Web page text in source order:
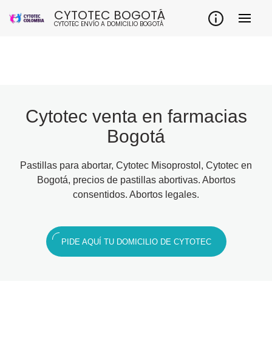
CYTOTEC BOGOTÁ
CYTOTEC ENVÍO A DOMICILIO BOGOTÁ
Cytotec venta en farmacias
Bogotá
Pastillas para abortar, Cytotec Misoprostol, Cytotec en
Bogotá, precios de pastillas abortivas. Abortos
consentidos. Abortos legales.
PIDE AQUÍ TU DOMICILIO DE CYTOTEC